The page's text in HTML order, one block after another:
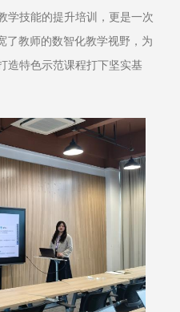
学技能的提升培训，更是一次
了教师的数智化教学视野，为
造特色示范课程打下坚实基